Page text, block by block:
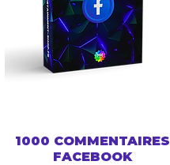
Schnellansicht
1000 COMMENTAIRES
FACEBOOK